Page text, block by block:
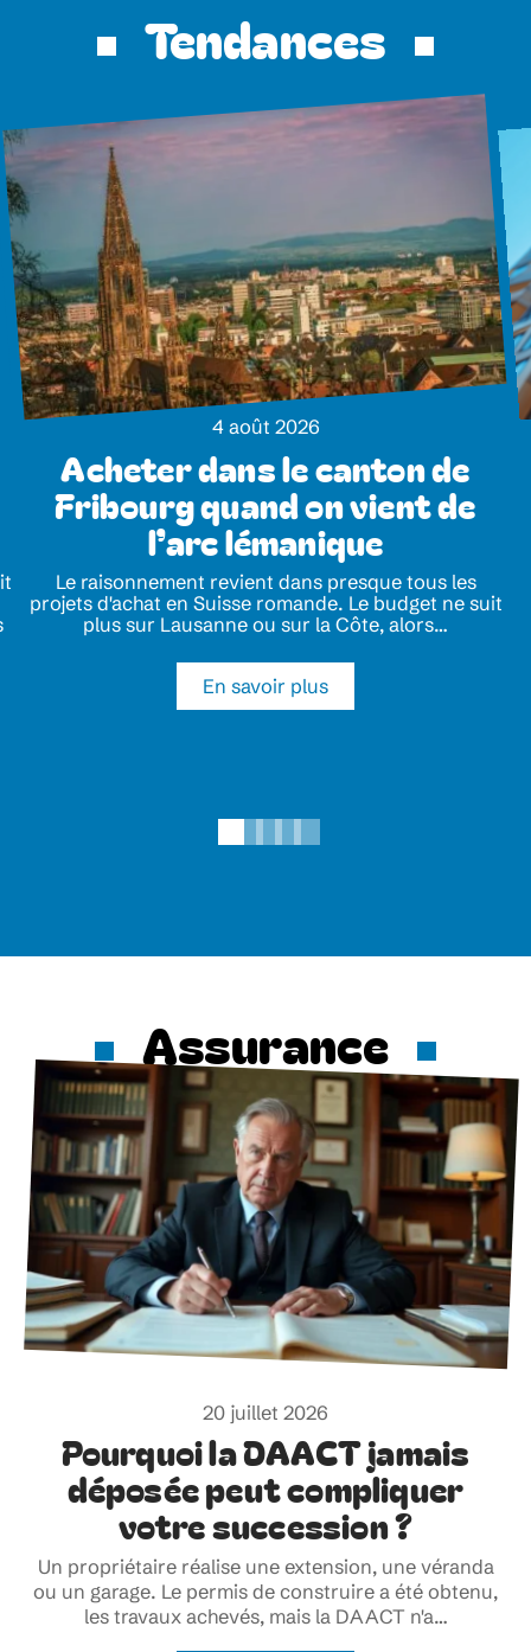
Tendances
4 août 2026
Acheter dans le canton de
Fribourg quand on vient de
l’arc lémanique
Le raisonnement revient dans presque tous les
projets d'achat en Suisse romande. Le budget ne suit
plus sur Lausanne ou sur la Côte, alors…
En savoir plus
Assurance
20 juillet 2026
Pourquoi la DAACT jamais
déposée peut compliquer
votre succession ?
Un propriétaire réalise une extension, une véranda
ou un garage. Le permis de construire a été obtenu,
les travaux achevés, mais la DAACT n'a…